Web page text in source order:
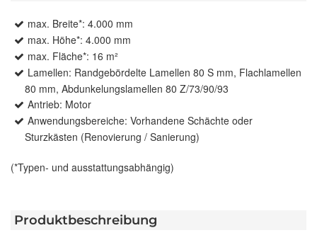
max. Breite*: 4.000 mm
max. Höhe*: 4.000 mm
max. Fläche*: 16 m²
Lamellen: Randgebördelte Lamellen 80 S mm, Flachlamellen
80 mm, Abdunkelungslamellen 80 Z/73/90/93
Antrieb: Motor
Anwendungsbereiche: Vorhandene Schächte oder
Sturzkästen (Renovierung / Sanierung)
(*Typen- und ausstattungsabhängig)
Produktbeschreibung